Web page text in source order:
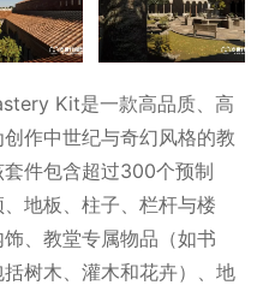
Kit是一款高品质、高
作中世纪与奇幻风格的教
件包含超过300个预制
地板、柱子、栏杆与楼
、教堂专属物品（如书
树木、灌木和花卉）、地